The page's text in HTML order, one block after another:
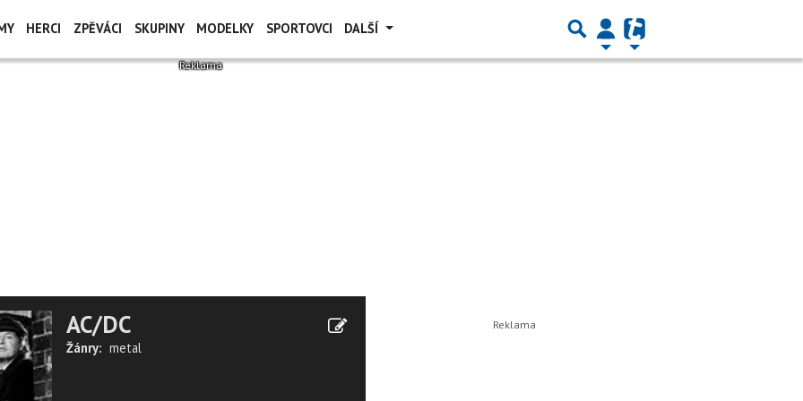
HERCI ZPĚVÁCI SKUPINY MODELKY SPORTOVCI DALŠÍ
AC/DC
Žánry: metal